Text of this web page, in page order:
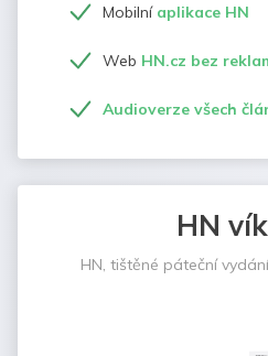
Mobilní aplikace HN
Web HN.cz bez
Audioverze všech
HN
HN, tištěné páteční